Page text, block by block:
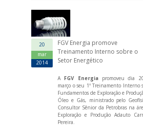
20
mar
2014
FGV Energia promove
Treinamento Interno sobre o
Setor Energético
A FGV Energia promoveu dia
março o seu 1º Treinamento Interno
Fundamentos de Exploração e
Óleo e Gás, ministrado pelo
Consultor Sênior da Petrobras na
Exploração e Produção Adauto
Pereira.